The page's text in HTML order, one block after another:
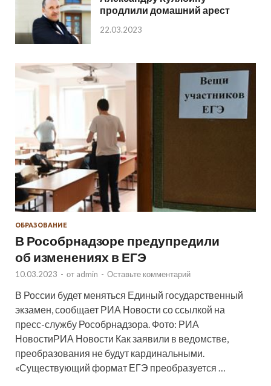
продлили домашний арест
22.03.2023
ОБРАЗОВАНИЕ
В Рособрнадзоре предупредили
об изменениях в ЕГЭ
10.03.2023 - от admin - Оставьте комментарий
В России будет меняться Единый государственный
экзамен, сообщает РИА Новости со ссылкой на
пресс-службу Рособрнадзора. Фото: РИА
НовостиРИА Новости Как заявили в ведомстве,
преобразования не будут кардинальными.
«Существующий формат ЕГЭ преобразуется …